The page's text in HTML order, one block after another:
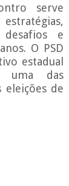
serve
e
O PSD
estadual
uma das
eleições de